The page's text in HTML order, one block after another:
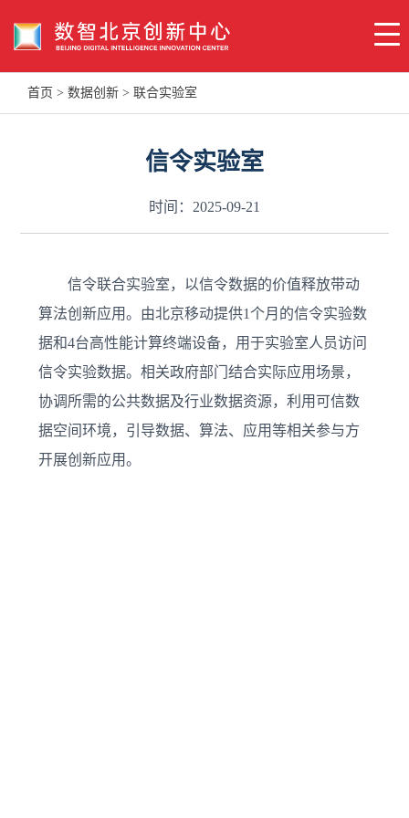
首页 > 数据创新 > 联合实验室
信令实验室
时间：2025-09-21
信令联合实验室，以信令数据的价值释放带动
算法创新应用。由北京移动提供1个月的信令实验数
据和4台高性能计算终端设备，用于实验室人员访问
信令实验数据。相关政府部门结合实际应用场景，
协调所需的公共数据及行业数据资源，利用可信数
据空间环境，引导数据、算法、应用等相关参与方
开展创新应用。